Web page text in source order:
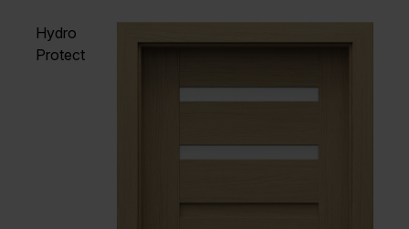
Kontakt
Hydro
Protect